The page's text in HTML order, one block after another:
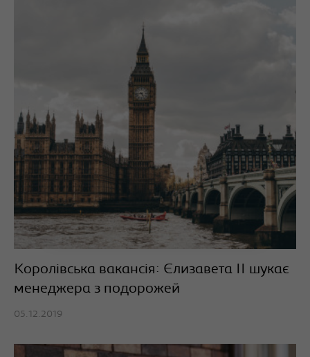
Королівська вакансія: Єлизавета ІІ шукає
менеджера з подорожей
05.12.2019